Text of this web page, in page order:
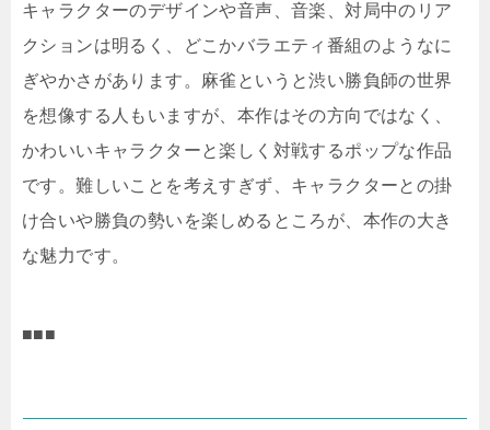
キャラクターのデザインや音声、音楽、対局中のリア
クションは明るく、どこかバラエティ番組のようなに
ぎやかさがあります。麻雀というと渋い勝負師の世界
を想像する人もいますが、本作はその方向ではなく、
かわいいキャラクターと楽しく対戦するポップな作品
です。難しいことを考えすぎず、キャラクターとの掛
け合いや勝負の勢いを楽しめるところが、本作の大き
な魅力です。
■■■